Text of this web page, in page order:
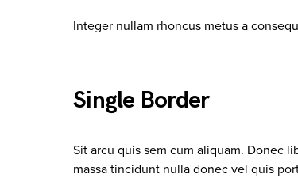
Integer nullam rhoncus metus a
Single Border
Sit arcu quis sem cum aliquam. Donec
massa tincidunt nulla donec vel quis